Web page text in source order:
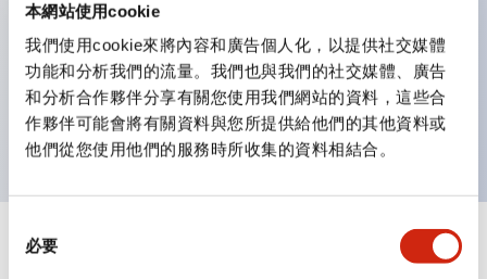
本網站使用cookie
我們使用cookie來將內容和廣告個人化，以提供社交媒體
功能和分析我們的流量。我們也與我們的社交媒體、廣告
和分析合作夥伴分享有關您使用我們網站的資料，這些合
作夥伴可能會將有關資料與您所提供給他們的其他資料或
他們從您使用他們的服務時所收集的資料相結合。
必要
一顆 LED 燈泡即可呈現六種顏色（LSRD 燈泡）。以往
需分色管理的 LED 燈泡，如今可用單一顆燈泡呈現多種
顏色。
符合UL、CSA、TÜV、CCC認證。
規格 顯示全部+